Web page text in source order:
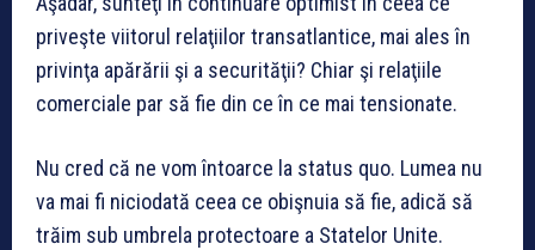
priveşte viitorul relaţiilor transatlantice, mai ales în
privinţa apărării şi a securităţii? Chiar şi relaţiile
comerciale par să fie din ce în ce mai tensionate.
Nu cred că ne vom întoarce la status quo. Lumea nu
va mai fi niciodată ceea ce obişnuia să fie, adică să
trăim sub umbrela protectoare a Statelor Unite.